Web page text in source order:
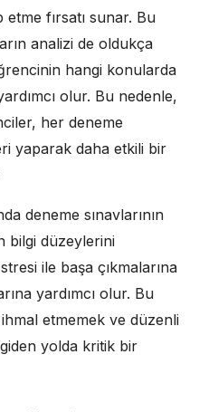
fırsatı sunar. Bu
analizi de oldukça
hangi konularda
olur. Bu nedenle,
her deneme
yaparak daha etkili bir
deneme sınavlarının
bilgi düzeylerini
ile başa çıkmalarına
yardımcı olur. Bu
ihmal etmemek ve düzenli
yolda kritik bir